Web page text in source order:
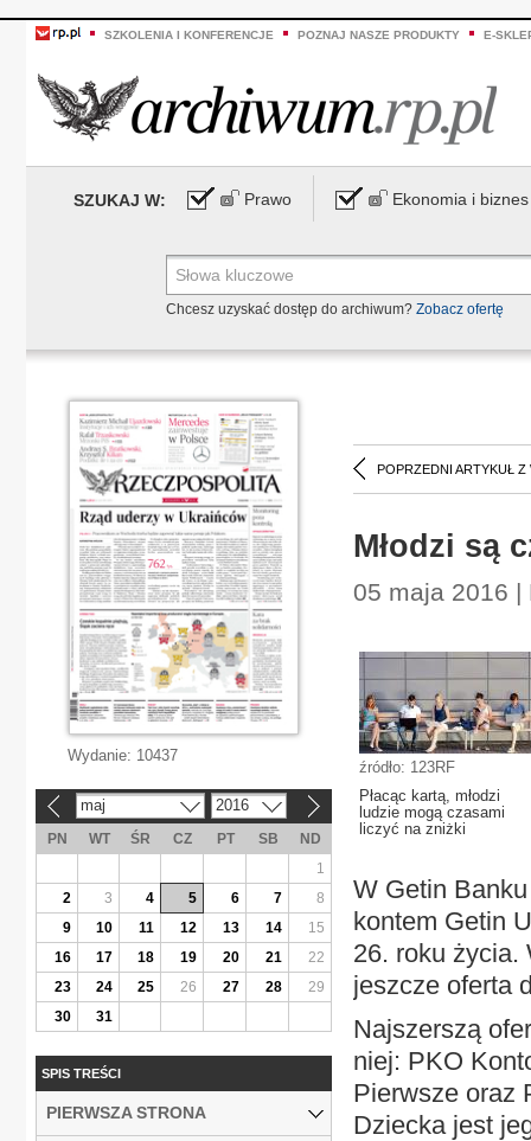
SZKOLENIA I KONFERENCJE POZNAJ NASZE PRODUKTY E-
SZUKAJ W: Prawo Ekonomia i biznes
Chcesz uzyskać dostęp do archiwum? Zobacz ofertę
POPRZEDNI ARTYKUŁ Z
Młodzi są
05 maja 2016
źródło: 123RF
Płacąc kartą, młodzi
ludzie mogą czasami
liczyć na zniżki
W Getin
kontem Getin
26. roku życia.
jeszcze oferta
Najszerszą
niej: PKO
Pierwsze oraz
Dziecka jest
Wydanie: 10437
maj 2016
PN WT ŚR CZ PT SB
ND
1
2
3 4 5 6 7
8
9
10 11 12 13 14
15
16
17 18 19 20 21
22
23
24 25 26 27 28
29
30
31
SPIS TREŚCI
PIERWSZA STRONA